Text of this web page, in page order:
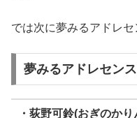
では次に夢みるアドレ
夢みるアドレセン
・荻野可鈴(おぎのかり